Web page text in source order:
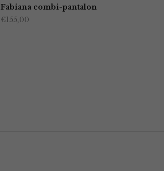
Fabiana combi-pantalon
€155,00